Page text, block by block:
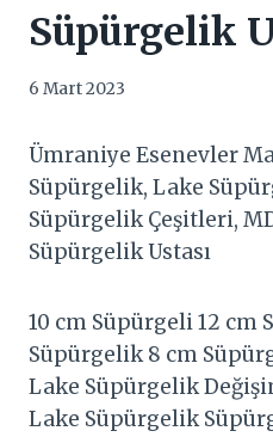
Süpürgelik
6 Mart 2023
Ümraniye Esenevler
Süpürgelik, Lake
Süpürgelik Çeşitleri,
Süpürgelik Ustası
10 cm Süpürgeli 12 cm
Süpürgelik 8 cm
Lake Süpürgelik
Lake Süpürgelik